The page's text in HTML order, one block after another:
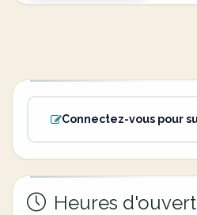
Connectez-vous pour
Heures